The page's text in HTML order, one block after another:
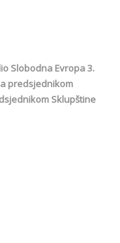
Slobodna Evropa 3.
predsjednikom
Sklupštine